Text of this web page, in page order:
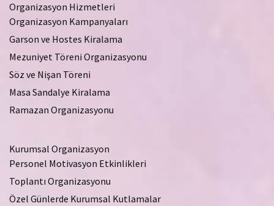
Organizasyon Hizmetleri
Organizasyon Kampanyaları
Garson ve Hostes Kiralama
Mezuniyet Töreni Organizasyonu
Söz ve Nişan Töreni
Masa Sandalye Kiralama
Ramazan Organizasyonu
Kurumsal Organizasyon
Personel Motivasyon Etkinlikleri
Toplantı Organizasyonu
Özel Günlerde Kurumsal Kutlamalar